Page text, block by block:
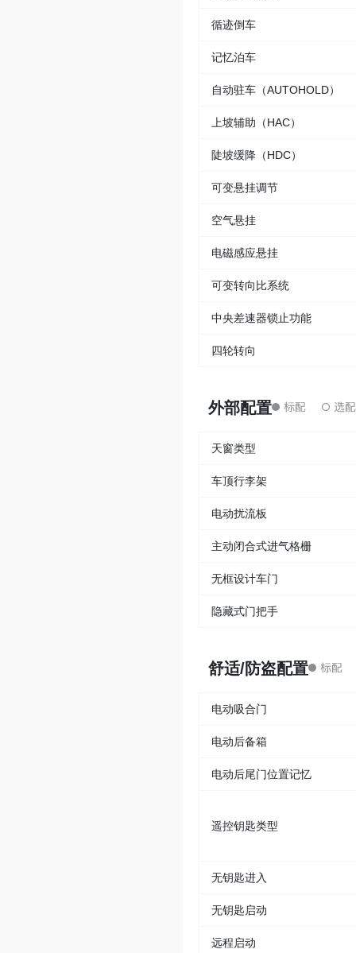
循迹倒车
记忆泊车
自动驻车（AUTOHOLD）
上坡辅助（HAC）
陡坡缓降（HDC）
可变悬挂调节
空气悬挂
电磁感应悬挂
可变转向比系统
中央差速器锁止功能
四轮转向
外部配置
天窗类型
车顶行李架
电动扰流板
主动闭合式进气格栅
无框设计车门
隐藏式门把手
舒适/防盗配置
电动吸合门
电动后备箱
电动后尾门位置记忆
遥控钥匙类型
无钥匙进入
无钥匙启动
远程启动